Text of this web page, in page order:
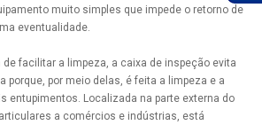
muito simples que impede o retorno de
eventualidade.
de facilitar a limpeza, a caixa de inspeção evita
porque, por meio delas, é feita a limpeza e a
entupimentos. Localizada na parte externa do
a comércios e indústrias, está